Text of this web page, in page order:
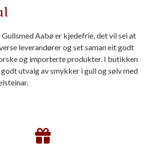
Aabø er kjedefrie, det vil sei at
leverandører og set saman eit godt
og importerte produkter. I butikken
utvalg av smykker i gull og sølv med